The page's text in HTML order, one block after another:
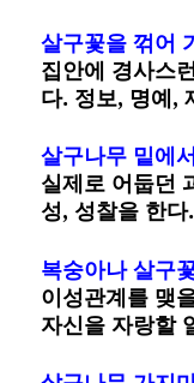
살구꽃을 꺾어
집안에 경사스
다. 정보, 명예,
살구나무 밑에
실제로 어둡던
성, 성찰을 한다.
복숭아나 살구
이성관계를 맺
자신을 자랑할